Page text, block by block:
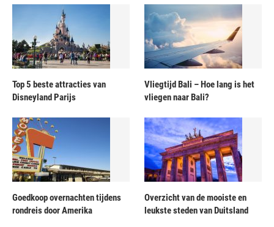
Top 5 beste attracties van
Disneyland Parijs
Vliegtijd Bali – Hoe lang is het
vliegen naar Bali?
Goedkoop overnachten tijdens
rondreis door Amerika
Overzicht van de mooiste en
leukste steden van Duitsland